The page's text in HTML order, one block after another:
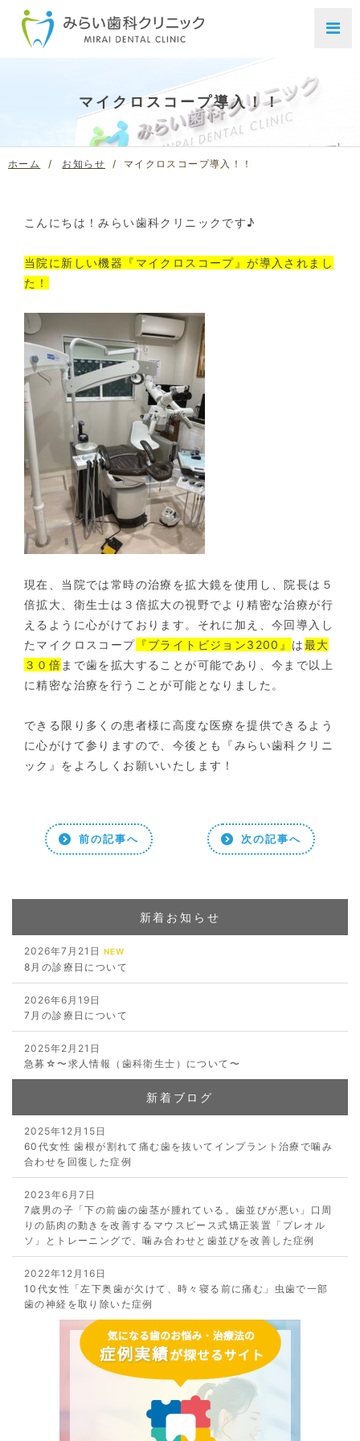
マイクロスコープ導入！！
ホーム お知らせ マイクロスコープ導入！！
こんにちは！みらい歯科クリニックです♪
当院に新しい機器『マイクロスコープ』が導入されまし
た！
現在、当院では常時の治療を拡大鏡を使用し、院長は５
倍拡大、衛生士は３倍拡大の視野でより精密な治療が行
えるように心がけております。それに加え、今回導入し
たマイクロスコープ 『ブライトビジョン3200』 は最大
３０倍 まで歯を拡大することが可能であり、今まで以上
に精密な治療を行うことが可能となりました。
できる限り多くの患者様に高度な医療を提供できるよう
に心がけて参りますので、今後とも『みらい歯科クリニ
ック』をよろしくお願いいたします！
前の記事へ 次の記事へ
新着お知らせ
2026年7月21日 NEW
8月の診療日について
2026年6月19日
7月の診療日について
2025年2月21日
急募☆〜求人情報（歯科衛生士）について〜
新着ブログ
2025年12月15日
60代女性 歯根が割れて痛む歯を抜いてインプラント治療で噛み
合わせを回復した症例
2023年6月7日
7歳男の子「下の前歯の歯茎が腫れている。歯並びが悪い」口周
りの筋肉の動きを改善するマウスピース式矯正装置「プレオル
ソ」とトレーニングで、噛み合わせと歯並びを改善した症例
2022年12月16日
10代女性「左下奥歯が欠けて、時々寝る前に痛む」虫歯で一部
歯の神経を取り除いた症例